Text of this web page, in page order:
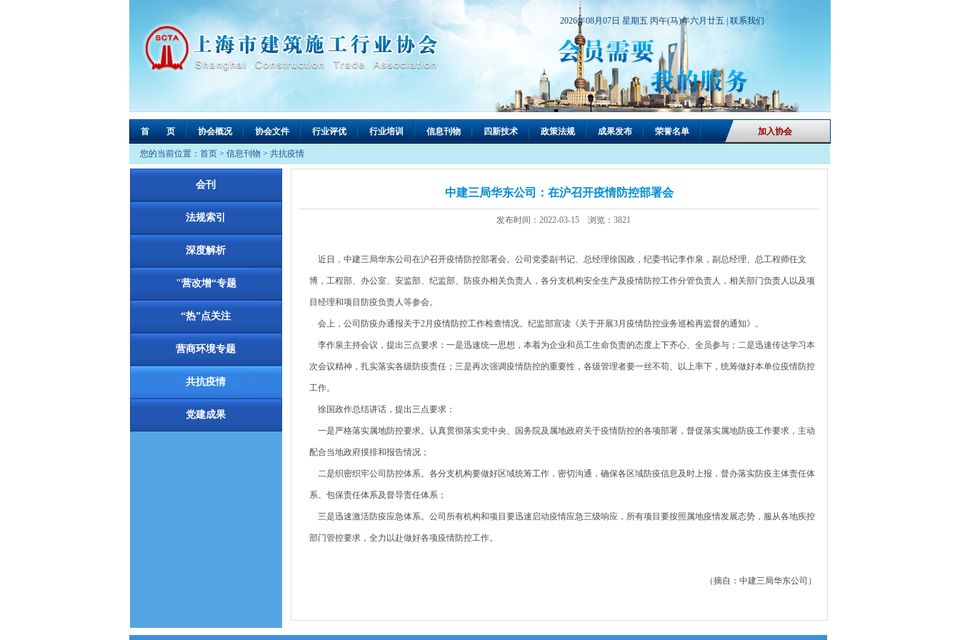
2026年08月07日 星期五 丙午(马)年六月廿五 | 联系我们
首 页 协会概况 协会文件 行业评优 行业培训 信息刊物 四新技术 政策法规 成果发布 荣誉名单 加入协会
您的当前位置： 首页 > 信息刊物 > 共抗疫情
会刊
法规索引
深度解析
"营改增“专题
“热”点关注
营商环境专题
共抗疫情
党建成果
中建三局华东公司：在沪召开疫情防控部署会
发布时间：2022-03-15 浏览：3821
近日，中建三局华东公司在沪召开疫情防控部署会。公司党委副书记、总经理徐国政，纪委书记李作泉，副总经理、总工程师任文
博，工程部、办公室、安监部、纪监部、防疫办相关负责人，各分支机构安全生产及疫情防控工作分管负责人，相关部门负责人以及项
目经理和项目防疫负责人等参会。
会上，公司防疫办通报关于2月疫情防控工作检查情况。纪监部宣读《关于开展3月疫情防控业务巡检再监督的通知》。
李作泉主持会议，提出三点要求：一是迅速统一思想，本着为企业和员工生命负责的态度上下齐心、全员参与；二是迅速传达学习本
次会议精神，扎实落实各级防疫责任；三是再次强调疫情防控的重要性，各级管理者要一丝不苟、以上率下，统筹做好本单位疫情防控
工作。
徐国政作总结讲话，提出三点要求：
一是严格落实属地防控要求。认真贯彻落实党中央、国务院及属地政府关于疫情防控的各项部署，督促落实属地防疫工作要求，主动
配合当地政府摸排和报告情况；
二是织密织牢公司防控体系。各分支机构要做好区域统筹工作，密切沟通，确保各区域防疫信息及时上报，督办落实防疫主体责任体
系、包保责任体系及督导责任体系；
三是迅速激活防疫应急体系。公司所有机构和项目要迅速启动疫情应急三级响应，所有项目要按照属地疫情发展态势，服从各地疾控
部门管控要求，全力以赴做好各项疫情防控工作。
（摘自：中建三局华东公司）